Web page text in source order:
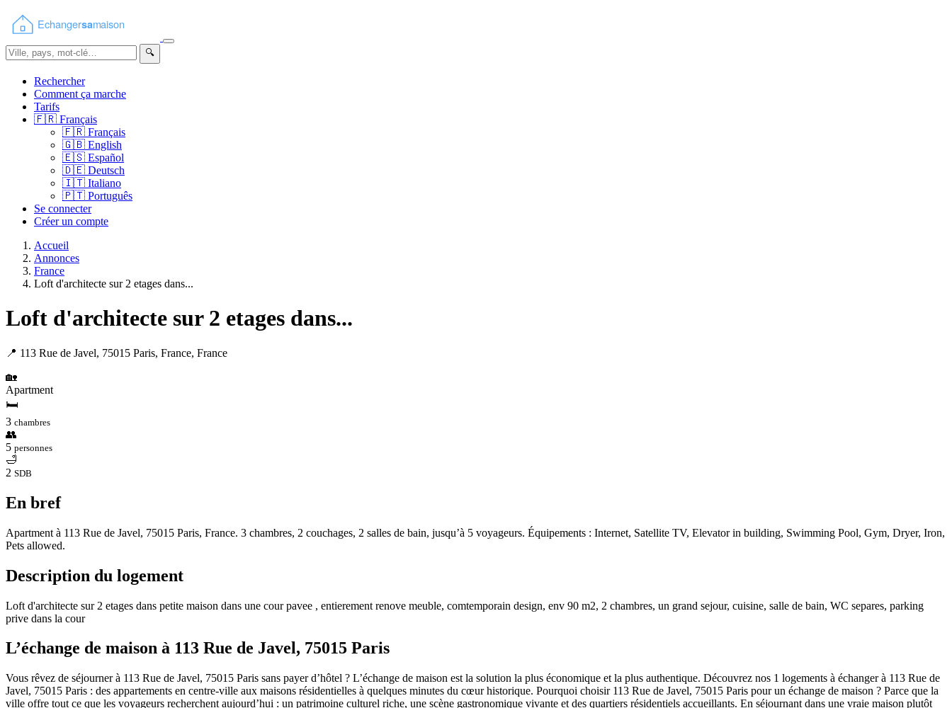
🔍
Rechercher
Comment ça marche
Tarifs
🇫🇷 Français
🇫🇷 Français
🇬🇧 English
🇪🇸 Español
🇩🇪 Deutsch
🇮🇹 Italiano
🇵🇹 Português
Se connecter
Créer un compte
Accueil
Annonces
France
Loft d'architecte sur 2 etages dans...
Loft d'architecte sur 2 etages dans...
📍 113 Rue de Javel, 75015 Paris, France, France
🏡
Apartment
🛏
3 chambres
👥
5 personnes
🛁
2 SDB
En bref
Apartment à 113 Rue de Javel, 75015 Paris, France. 3 chambres, 2 couchages, 2 salles de bain, jusqu’à 5 voyageurs. Équipements : Internet, Satellite TV, Elevator in building, Swimming Pool, Gym, Dryer, Iron,
Pets allowed.
Description du logement
Loft d'architecte sur 2 etages dans petite maison dans une cour pavee , entierement renove meuble, comtemporain design, env 90 m2, 2 chambres, un grand sejour, cuisine, salle de bain, WC separes, parking
prive dans la cour
L’échange de maison à 113 Rue de Javel, 75015 Paris
Vous rêvez de séjourner à 113 Rue de Javel, 75015 Paris sans payer d’hôtel ? L’échange de maison est la solution la plus économique et la plus authentique. Découvrez nos 1 logements à échanger à 113 Rue de
Javel, 75015 Paris : des appartements en centre-ville aux maisons résidentielles à quelques minutes du cœur historique. Pourquoi choisir 113 Rue de Javel, 75015 Paris pour un échange de maison ? Parce que la
ville offre tout ce que les voyageurs recherchent aujourd’hui : un patrimoine culturel riche, une scène gastronomique vivante et des quartiers résidentiels accueillants. En séjournant dans une vraie maison plutôt